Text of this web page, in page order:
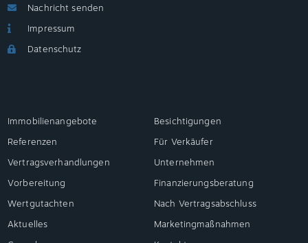
Nachricht senden
Impressum
Datenschutz
Immobilienangebote
Besichtigungen
Referenzen
Für Verkäufer
Vertragsverhandlungen
Unternehmen
Vorbereitung
Finanzierungsberatung
Wertgutachten
Nach Vertragsabschluss
Aktuelles
Marketingmaßnahmen